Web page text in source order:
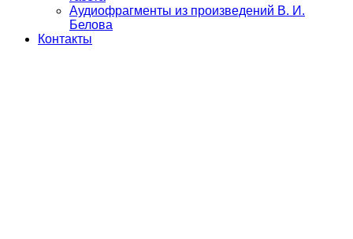
Аудиофрагменты из произведений В. И.
Белова
Контакты